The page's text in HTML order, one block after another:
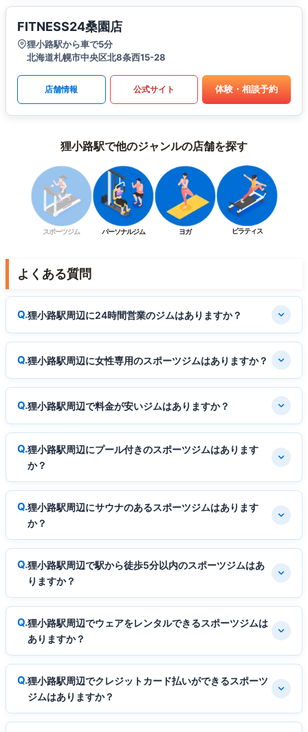
FITNESS24桑園店
狸小路駅から車で5分
北海道札幌市中央区北8条西15-28
店舗情報 公式サイト 体験・相談予約
狸小路駅で他のジャンルの店舗を探す
スポーツジム パーソナルジム ヨガ ピラティス
よくある質問
狸小路駅周辺に24時間営業のジムはありますか？
狸小路駅周辺に女性専用のスポーツジムはありますか？
狸小路駅周辺で料金が安いジムはありますか？
狸小路駅周辺にプール付きのスポーツジムはあります
か？
狸小路駅周辺にサウナのあるスポーツジムはあります
か？
狸小路駅周辺で駅から徒歩5分以内のスポーツジムはあ
りますか？
狸小路駅周辺でウェアをレンタルできるスポーツジムは
ありますか？
狸小路駅周辺でクレジットカード払いができるスポーツ
ジムはありますか？